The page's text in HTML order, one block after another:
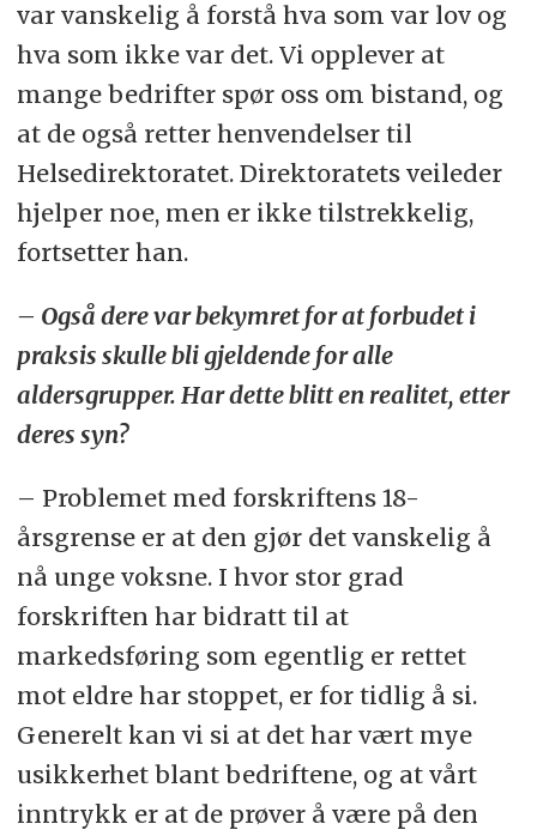
var vanskelig å forstå hva som var lov og
hva som ikke var det. Vi opplever at
mange bedrifter spør oss om bistand, og
at de også retter henvendelser til
Helsedirektoratet. Direktoratets veileder
hjelper noe, men er ikke tilstrekkelig,
fortsetter han.
– Også dere var bekymret for at forbudet i
praksis skulle bli gjeldende for alle
aldersgrupper. Har dette blitt en realitet, etter
deres syn?
– Problemet med forskriftens 18-
årsgrense er at den gjør det vanskelig å
nå unge voksne. I hvor stor grad
forskriften har bidratt til at
markedsføring som egentlig er rettet
mot eldre har stoppet, er for tidlig å si.
Generelt kan vi si at det har vært mye
usikkerhet blant bedriftene, og at vårt
inntrykk er at de prøver å være på den